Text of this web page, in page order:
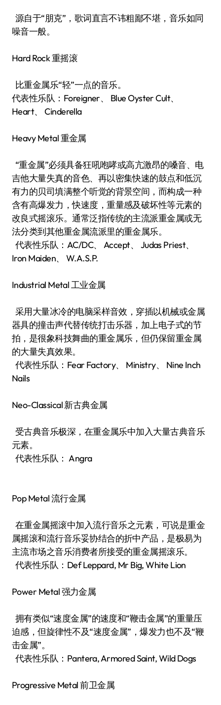
源自于“朋克”，歌词直言不讳粗鄙不堪，音乐如同
噪音一般。
Hard Rock 重摇滚
比重金属乐“轻”一点的音乐。
代表性乐队：Foreigner、 Blue Oyster Cult、
Heart、 Cinderella
Heavy Metal 重金属
“重金属”必须具备狂吼咆哮或高亢激昂的嗓音、电
吉他大量失真的音色、再以密集快速的鼓点和低沉
有力的贝司填满整个听觉的背景空间，而构成一种
含有高爆发力，快速度，重量感及破坏性等元素的
改良式摇滚乐。通常泛指传统的主流派重金属或无
法分类到其他重金属流派里的重金属乐。
代表性乐队：AC/DC、 Accept、 Judas Priest、
Iron Maiden、 W.A.S.P.
Industrial Metal 工业金属
采用大量冰冷的电脑采样音效，穿插以机械或金属
器具的撞击声代替传统打击乐器，加上电子式的节
拍，是很象科技舞曲的重金属乐，但仍保留重金属
的大量失真效果。
代表性乐队：Fear Factory、 Ministry、 Nine Inch
Nails
Neo-Classical 新古典金属
受古典音乐极深，在重金属乐中加入大量古典音乐
元素。
代表性乐队： Angra
Pop Metal 流行金属
在重金属摇滚中加入流行音乐之元素，可说是重金
属摇滚和流行音乐妥协结合的折中产品，是极易为
主流市场之音乐消费者所接受的重金属摇滚乐。
代表性乐队：Def Leppard, Mr Big, White Lion
Power Metal 强力金属
拥有类似“速度金属”的速度和“鞭击金属”的重量压
迫感，但旋律性不及“速度金属”，爆发力也不及“鞭
击金属”。
代表性乐队：Pantera, Armored Saint, Wild Dogs
Progressive Metal 前卫金属